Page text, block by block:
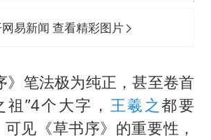
易新闻 查看精彩图片
》笔法极为纯正，甚至卷首
”4个大字， 王羲之都要
可见《草书序》的重要性，